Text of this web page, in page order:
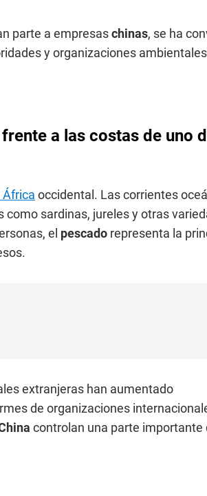
parte a empresaschinas, se ha
y organizaciones
a las costas de uno
África occidental. Las corrientes
como sardinas, jureles y otras
el pescado representa la
extranjeras han aumentado
de organizaciones
controlan una parte importante